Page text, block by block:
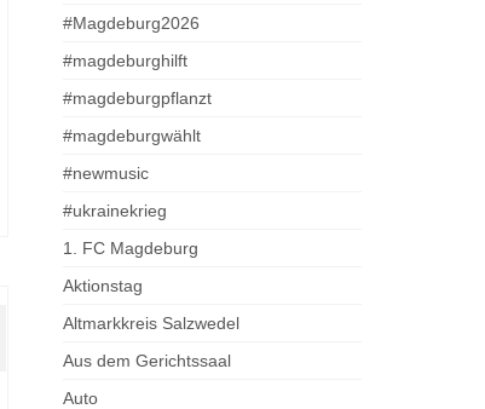
#Magdeburg2026
#magdeburghilft
#magdeburgpflanzt
#magdeburgwählt
#newmusic
#ukrainekrieg
1. FC Magdeburg
Aktionstag
Altmarkkreis Salzwedel
Aus dem Gerichtssaal
Auto